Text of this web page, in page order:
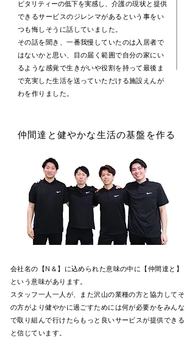
ピタリティーの低下を実感し、 介護の現状と提供
できるサービスのジレンマがあるという事をい
つも悔しそうに話していました。
その話を聞き、一番我慢していたのは入居者で
はないかと思い、目の届く範囲で自分の家にい
るような感覚で生きがいや役割を持って最後ま
で充実した生活を送っていただける施設えんが
わを作りました。
仲間達と健やかな生活の基盤を作る
会社名の【N＆】に込められた意味の中に【仲間達と】
という意味があります。
スタッフ一人一人が、また沢山の業種の方と協力してそ
の方がより健やかに過ごすためには何が必要かをみんな
で取り組んで行けたらもっと良いサービスが提供できる
と信じています。